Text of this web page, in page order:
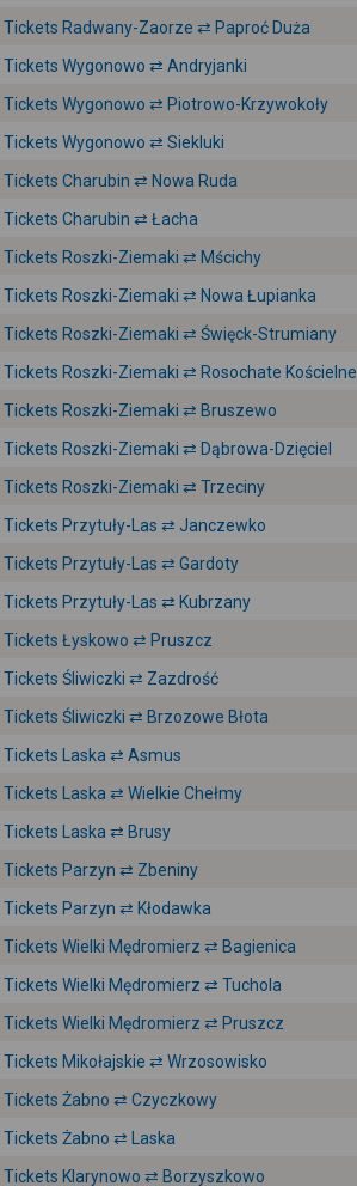
Tickets Radwany-Zaorze ⇄ Paproć Duża
Tickets Wygonowo ⇄ Andryjanki
Tickets Wygonowo ⇄ Piotrowo-Krzywokoły
Tickets Wygonowo ⇄ Siekluki
Tickets Charubin ⇄ Nowa Ruda
Tickets Charubin ⇄ Łacha
Tickets Roszki-Ziemaki ⇄ Mścichy
Tickets Roszki-Ziemaki ⇄ Nowa Łupianka
Tickets Roszki-Ziemaki ⇄ Święck-Strumiany
Tickets Roszki-Ziemaki ⇄ Rosochate Kościelne
Tickets Roszki-Ziemaki ⇄ Bruszewo
Tickets Roszki-Ziemaki ⇄ Dąbrowa-Dzięciel
Tickets Roszki-Ziemaki ⇄ Trzeciny
Tickets Przytuły-Las ⇄ Janczewko
Tickets Przytuły-Las ⇄ Gardoty
Tickets Przytuły-Las ⇄ Kubrzany
Tickets Łyskowo ⇄ Pruszcz
Tickets Śliwiczki ⇄ Zazdrość
Tickets Śliwiczki ⇄ Brzozowe Błota
Tickets Laska ⇄ Asmus
Tickets Laska ⇄ Wielkie Chełmy
Tickets Laska ⇄ Brusy
Tickets Parzyn ⇄ Zbeniny
Tickets Parzyn ⇄ Kłodawka
Tickets Wielki Mędromierz ⇄ Bagienica
Tickets Wielki Mędromierz ⇄ Tuchola
Tickets Wielki Mędromierz ⇄ Pruszcz
Tickets Mikołajskie ⇄ Wrzosowisko
Tickets Żabno ⇄ Czyczkowy
Tickets Żabno ⇄ Laska
Tickets Klarynowo ⇄ Borzyszkowo